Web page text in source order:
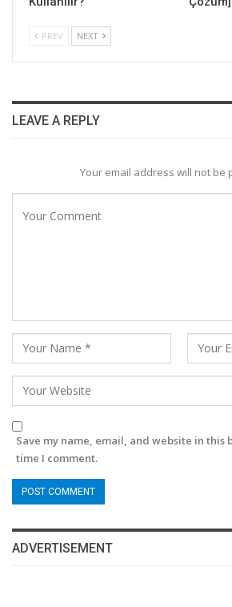
PREV NEXT
LEAVE A REPLY
Your email address will not be
Save my name, email, and website in this
time I comment.
ADVERTISEMENT